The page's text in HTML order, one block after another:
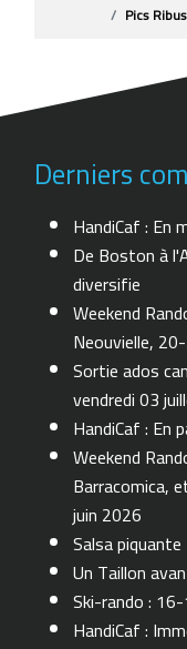
Pics
Derniers
HandiCaf : En
De Boston à
diversifie
Weekend
Neouvielle,
Sortie ados
vendredi 03
HandiCaf : En
Weekend
Barracomica,
juin 2026
Salsa piquante
Un Taillon
Ski-rando :
HandiCaf :